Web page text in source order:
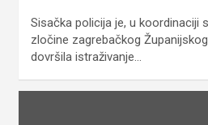
Sisačka policija je, u koordinaciji
zločine zagrebačkog
dovršila istraživanje…